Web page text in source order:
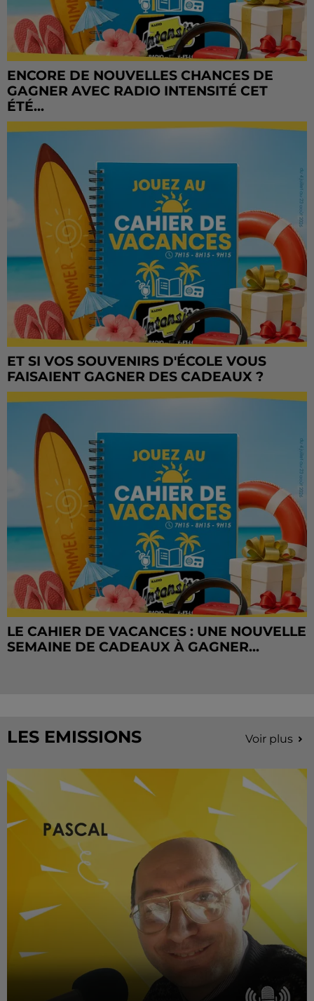
ENCORE DE NOUVELLES CHANCES DE
GAGNER AVEC RADIO INTENSITÉ CET
ÉTÉ...
ET SI VOS SOUVENIRS D'ÉCOLE VOUS
FAISAIENT GAGNER DES CADEAUX ?
LE CAHIER DE VACANCES : UNE NOUVELLE
SEMAINE DE CADEAUX À GAGNER...
LES EMISSIONS Voir plus